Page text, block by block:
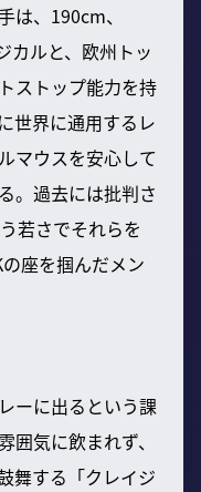
は、190cm、
カルと、欧州トッ
ストップ能力を持
世界に通用するレ
マウスを安心して
。過去には批判さ
若さでそれらを
座を掴んだメン
ーに出るという課
気に飲まれず、
舞する「クレイジ